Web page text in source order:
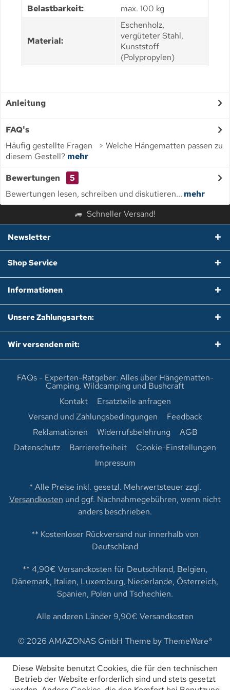
Belastbarkeit: max. 100 kg
Material:
Eschenholz,
vergüteter Stahl,
Kunststoff
(Polypropylen)
Anleitung
FAQ's
Häufig gestellte Fragen > Welche Hängematten passen zu
diesem Gestell? mehr
Bewertungen
5
Bewertungen lesen, schreiben und diskutieren... mehr
Schneller Versand!
Newsletter
Shop Service
Informationen
Unsere Zahlungsarten:
Wir versenden mit:
FAQs - Experten-Ratgeber: Alles über Hängematten-
Camping, Wildcamping und Bushcraft
Kontakt
Ersatzteile anfragen
Versand und Zahlungsbedingungen
Feedback
Reklamationen
Widerrufsbelehrung
AGB
Datenschutz
Barrierefreiheit
Cookie-Einstellungen
Impressum
* Alle Preise inkl. gesetzl. Mehrwertsteuer zzgl.
Versandkosten und ggf. Nachnahmegebühren, wenn nicht
anders beschrieben.
** Kostenloser Rückversand nur innerhalb von
Deutschland
** 4,90€ Versandkosten für Deutschland, Belgien,
Dänemark, Italien, Luxemburg, Niederlande, Österreich,
Spanien, Polen und Tschechien.
Alle anderen Länder 9,90€ Versandkosten
© 2026 AMAZONAS GmbH Theme byThemeWare®
Diese Website benutzt Cookies, die für den technischen
Betrieb der Website erforderlich sind und stets gesetzt